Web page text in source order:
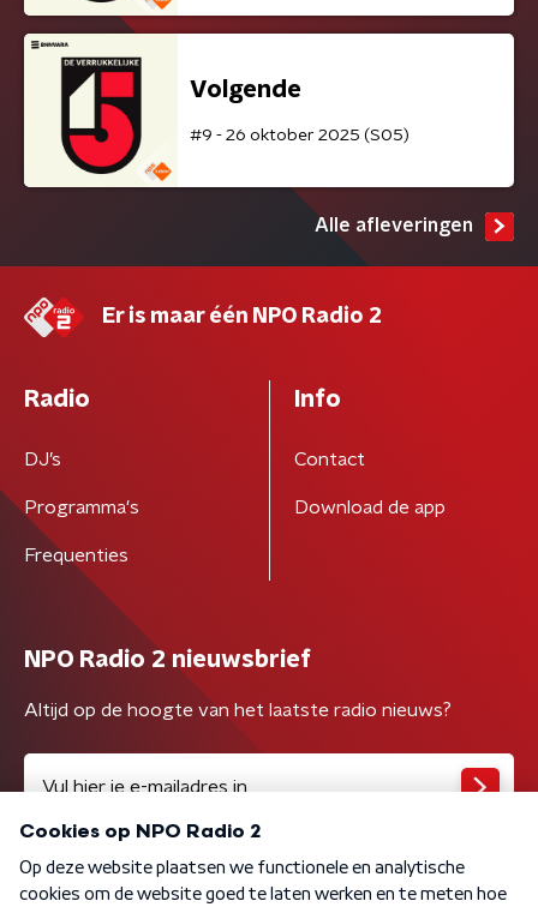
Volgende
#9 - 26 oktober 2025 (S05)
Alle afleveringen
Er is maar één NPO Radio 2
Radio
DJ’s
Programma's
Frequenties
Info
Contact
Download de app
NPO Radio 2 nieuwsbrief
Altijd op de hoogte van het laatste radio nieuws?